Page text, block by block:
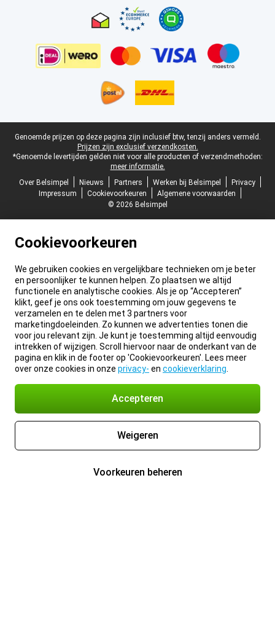
Juridische voettekst
Genoemde prijzen op deze pagina zijn inclusief btw, tenzij anders vermeld.
Prijzen zijn exclusief verzendkosten.
*Genoemde levertijden gelden niet voor alle producten of verzendmethoden:
meer informatie.
Over Belsimpel
Nieuws Partners Werken bij Belsimpel
Privacy
Impressum
Cookievoorkeuren
Algemene voorwaarden
© 2026 Belsimpel
Cookievoorkeuren
We gebruiken cookies en vergelijkbare technieken om je beter
en persoonlijker te kunnen helpen. Zo plaatsen we altijd
functionele en analytische cookies. Als je op “Accepteren”
klikt, geef je ons ook toestemming om jouw gegevens te
verzamelen en te delen met 3 partners voor
marketingdoeleinden. Zo kunnen we advertenties tonen die
voor jou relevant zijn. Je kunt je toestemming altijd eenvoudig
intrekken of wijzigen. Scroll hiervoor naar de onderkant van de
pagina en klik in de footer op 'Cookievoorkeuren'. Lees meer
over onze cookies in onze privacy- en cookieverklaring
Accepteren
Weigeren
Voorkeuren beheren